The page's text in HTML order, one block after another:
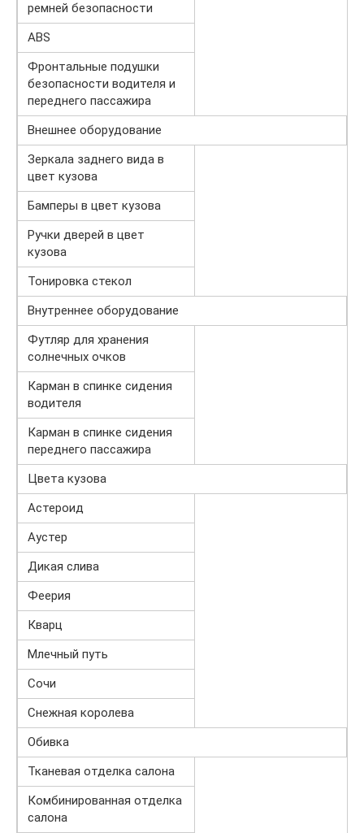
ремней безопасности
ABS
Фронтальные подушки
безопасности водителя и
переднего пассажира
Внешнее оборудование
Зеркала заднего вида в
цвет кузова
Бамперы в цвет кузова
Ручки дверей в цвет
кузова
Тонировка стекол
Внутреннее оборудование
Футляр для хранения
солнечных очков
Карман в спинке сидения
водителя
Карман в спинке сидения
переднего пассажира
Цвета кузова
Астероид
Аустер
Дикая слива
Феерия
Кварц
Млечный путь
Сочи
Снежная королева
Обивка
Тканевая отделка салона
Комбинированная отделка
салона